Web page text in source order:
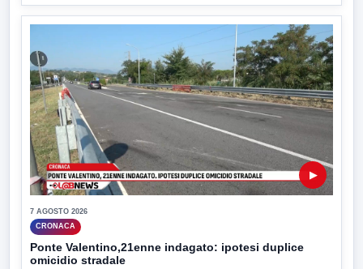
▶
7 AGOSTO 2026
CRONACA
Ponte Valentino,21enne indagato: ipotesi duplice
omicidio stradale